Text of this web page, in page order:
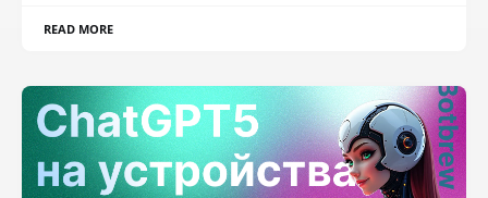
READ MORE